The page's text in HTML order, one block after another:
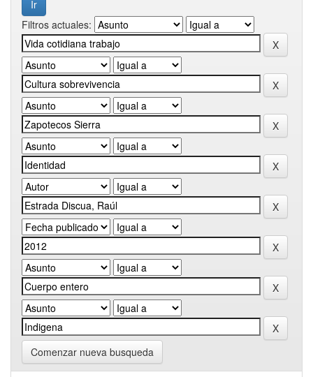
Filtros actuales:
Comenzar nueva busqueda